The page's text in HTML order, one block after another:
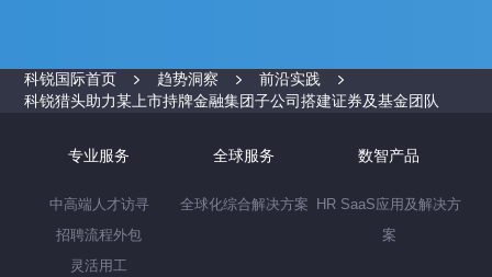
科锐国际首页 趋势洞察
前沿实践
科锐猎头助力某上市持牌金融集团子公司搭建证券及基金团队
专业服务
中高端人才访寻
招聘流程外包
灵活用工
全球服务
全球化综合解决方案
数智产品
HR SaaS应用及解决方
案